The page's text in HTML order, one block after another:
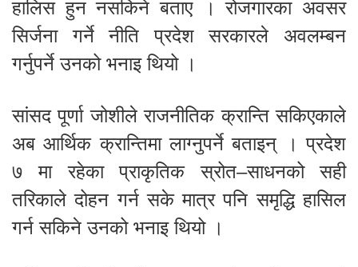
हालिस हुन नसकिने बताए । रोजगारका अवसर
सिर्जना गर्ने नीति प्रदेश सरकारले अवलम्बन
गर्नुपर्ने उनको भनाइ थियो ।
सांसद पूर्णा जोशीले राजनीतिक क्रान्ति सकिएकाले
अब आर्थिक क्रान्तिमा लाग्नुपर्ने बताइन् । प्रदेश
७ मा रहेका प्राकृतिक स्रोत–साधनको सही
तरिकाले दोहन गर्न सके मात्र पनि समृद्धि हासिल
गर्न सकिने उनको भनाइ थियो ।